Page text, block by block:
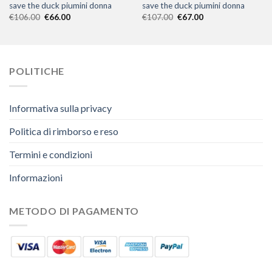
save the duck piumini donna
€106.00 €66.00
save the duck piumini donna
€107.00 €67.00
POLITICHE
Informativa sulla privacy
Politica di rimborso e reso
Termini e condizioni
Informazioni
METODO DI PAGAMENTO